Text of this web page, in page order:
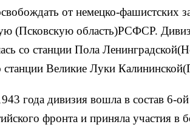
от немецко-фашистских
(Псковскую область)РСФСР.
со станции Пола
станции Великие Луки
года дивизия вошла в состав 6-
фронта и приняла участия в